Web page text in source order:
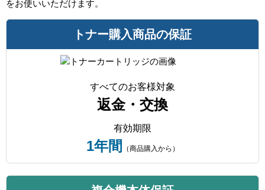
をお使いいただけます。
トナー購入商品の保証
すべてのお客様対象
返金・交換
有効期限
1年間 （商品購入から）